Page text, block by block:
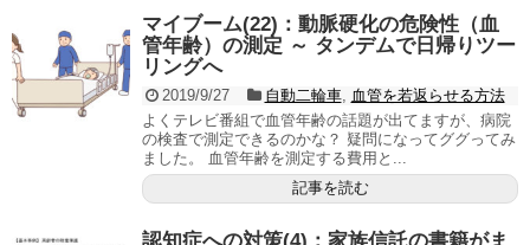
マイブーム(22)：動脈硬化の危険性（血
管年齢）の測定 ～ タンデムで日帰りツー
リングへ
2019/9/27 自動二輪車, 血管を若返らせる方法
よくテレビ番組で血管年齢の話題が出てますが、病院
の検査で測定できるのかな？ 疑問になってググってみ
ました。 血管年齢を測定する費用と...
記事を読む